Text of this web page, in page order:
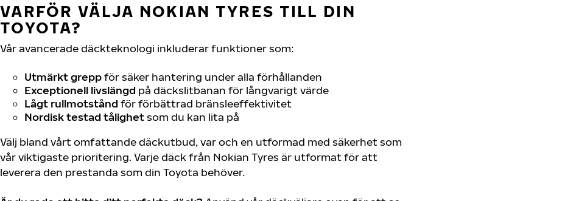
VARFÖR VÄLJA NOKIAN TYRES TILL DIN
TOYOTA?
Vår avancerade däckteknologi inkluderar funktioner som:
Utmärkt greppför säker hantering under alla förhållanden
Exceptionell livslängd på däckslitbanan för långvarigt värde
Lågt rullmotstånd för förbättrad bränsleeffektivitet
Nordisk testad tålighetsom du kan lita på
Välj bland vårt omfattande däckutbud, var och en utformad med säkerhet som
vår viktigaste prioritering. Varje däck från Nokian Tyres är utformat för att
leverera den prestanda som din Toyota behöver.